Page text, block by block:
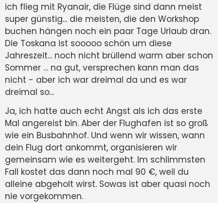
ich flieg mit Ryanair, die Flüge sind dann meist
super günstig... die meisten, die den Workshop
buchen hängen noch ein paar Tage Urlaub dran.
Die Toskana ist sooooo schön um diese
Jahreszeit... noch nicht brüllend warm aber schon
Sommer … na gut, versprechen kann man das
nicht - aber ich war dreimal da und es war
dreimal so...
Ja, ich hatte auch echt Angst als ich das erste
Mal angereist bin. Aber der Flughafen ist so groß
wie ein Busbahnhof. Und wenn wir wissen, wann
dein Flug dort ankommt, organisieren wir
gemeinsam wie es weitergeht. Im schlimmsten
Fall kostet das dann noch mal 90 €, weil du
alleine abgeholt wirst. Sowas ist aber quasi noch
nie vorgekommen.